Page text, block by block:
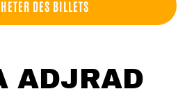
DES BILLETS
ADJRAD